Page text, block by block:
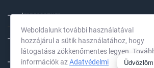
Impresszum
ÁSZF
Adatvédelem
Weboldalunk további használatával
hozzájárul a sütik használatához, hogy
látogatása zökkenőmentes legyen.
információk azAdatvédelmi